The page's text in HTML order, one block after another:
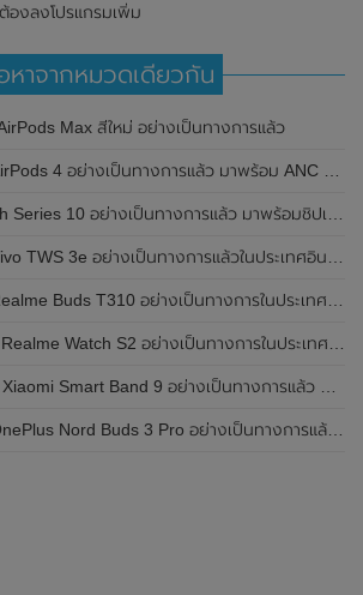
องลงโปรแกรมเพิ่ม
หาจากหมวดเดียวกัน
Max สีใหม่ อย่างเป็นทางการแล้ว
อย่างเป็นทางการแล้ว มาพร้อม ANC และฟีเจอร์ใหม่มากมาย
10 อย่างเป็นทางการแล้ว มาพร้อมชิปเซ็ตรุ่น S10
เทศอินเดีย มาพร้อมระบบตัดเสียงรบกวน ANC ที่ 30dB , ป้องกันฝุ่นและกันน้ำที่ระดับ IP54 , แบตเตอรี่สามารถใช้งานนานสูงสุด 36 ชั่วโมง
ะเทศอินเดีย มาพร้อมระบบตัดเสียงรบกวน ANC สูงสุด 46dB , เสียงรอบทิศทาง 360 องศา , แบตเตอรี่สามารถใช้งานได้นานสูงสุด 40 ชั่วโมง
ร้อมตัวเรือนสแตนเลสสตีล , หน้าจอแสดงผล AMOLED ขนาด 1.43 นิ้ว , แบตเตอรี่ขนาดใหญ่ใช้งานได้นาน 20 วัน และรองรับคำสั่งเสียง Super AI Engine ที่ขับเคลื่อนโดย ChatGPT
การแล้ว มาพร้อมหน้าจอ AMOLED ขนาด 1.62 นิ้ว , ตัวเรือนเป็นโลหะ และแบตเตอรี่สุดอึดสามารถใช้งานได้นานถึง 21 วัน
งการแล้ว มาพร้อมระบบตัดเสียงรบกวน (ANC) สามารถลดเสียงรบกวนได้ 49dB และแบตเตอรี่สุดอึดใช้งานได้นานสูงสุดถึง 44 ชั่วโมง